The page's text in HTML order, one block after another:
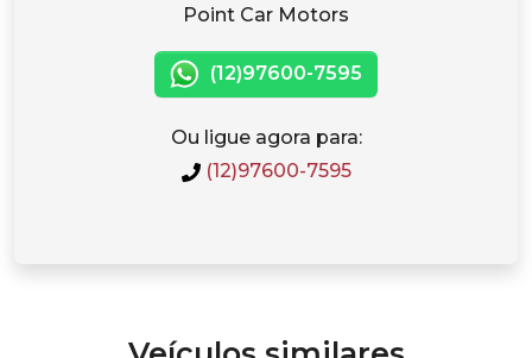
Point Car Motors
(12)97600-7595
Ou ligue agora para:
(12)97600-7595